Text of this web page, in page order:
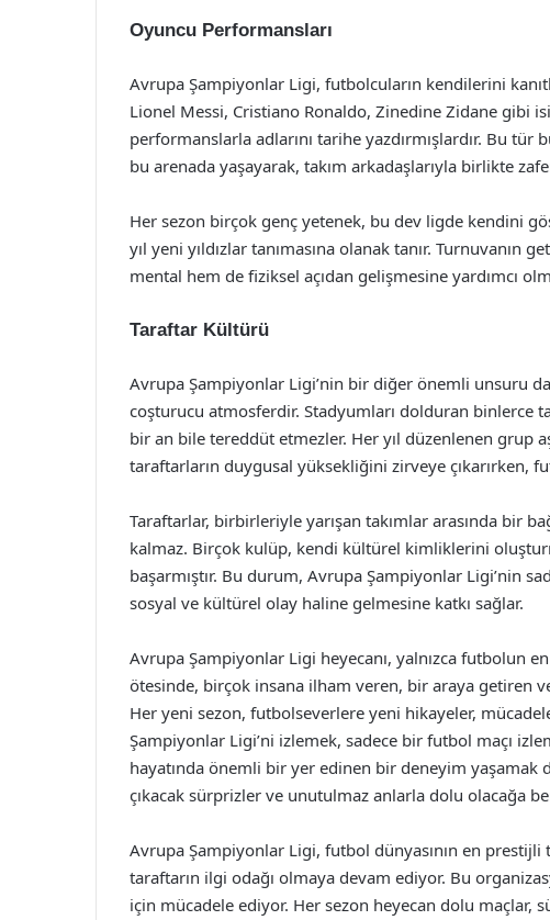
Oyuncu Performansları
Avrupa Şampiyonlar Ligi, futbolcuların kendilerini
Lionel Messi, Cristiano Ronaldo, Zinedine Zidane gibi
performanslarla adlarını tarihe yazdırmışlardır. Bu tür
bu arenada yaşayarak, takım arkadaşlarıyla birlikte
Her sezon birçok genç yetenek, bu dev ligde kendini
yıl yeni yıldızlar tanımasına olanak tanır. Turnuvanın
mental hem de fiziksel açıdan gelişmesine yardımcı
Taraftar Kültürü
Avrupa Şampiyonlar Ligi’nin bir diğer önemli unsuru
coşturucu atmosferdir. Stadyumları dolduran binlerce
bir an bile tereddüt etmezler. Her yıl düzenlenen grup
taraftarların duygusal yüksekliğini zirveye çıkarırken,
Taraftarlar, birbirleriyle yarışan takımlar arasında bir
kalmaz. Birçok kulüp, kendi kültürel kimliklerini
başarmıştır. Bu durum, Avrupa Şampiyonlar Ligi’nin
sosyal ve kültürel olay haline gelmesine katkı sağlar.
Avrupa Şampiyonlar Ligi heyecanı, yalnızca futbolun
ötesinde, birçok insana ilham veren, bir araya getiren
Her yeni sezon, futbolseverlere yeni hikayeler,
Şampiyonlar Ligi’ni izlemek, sadece bir futbol maçı
hayatında önemli bir yer edinen bir deneyim yaşamak
çıkacak sürprizler ve unutulmaz anlarla dolu olacağa
Avrupa Şampiyonlar Ligi, futbol dünyasının en
taraftarın ilgi odağı olmaya devam ediyor. Bu
için mücadele ediyor. Her sezon heyecan dolu maçlar,